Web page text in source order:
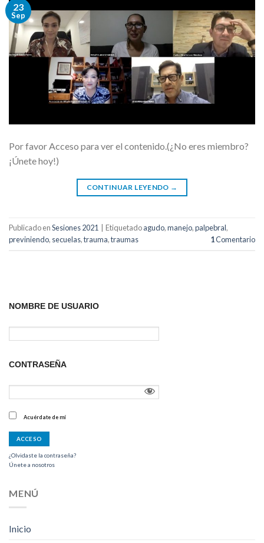
23
Sep
Por favor Acceso para ver el contenido.(¿No eres miembro?
¡Únete hoy!)
CONTINUAR LEYENDO →
Publicado enSesiones 2021 Etiquetadoagudo,manejo,palpebral,
previniendo, secuelas,trauma,traumas 1Comentario
NOMBRE DE USUARIO
CONTRASEÑA
Acuérdate de mí
¿Olvidaste la contraseña?
Únete a nosotros
MENÚ
Inicio